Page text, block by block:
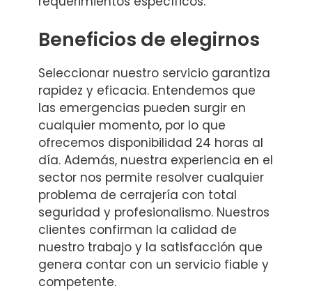
Beneficios de elegirnos
Seleccionar nuestro servicio garantiza
rapidez y eficacia. Entendemos que
las emergencias pueden surgir en
cualquier momento, por lo que
ofrecemos disponibilidad 24 horas al
día. Además, nuestra experiencia en el
sector nos permite resolver cualquier
problema de cerrajería con total
seguridad y profesionalismo. Nuestros
clientes confirman la calidad de
nuestro trabajo y la satisfacción que
genera contar con un servicio fiable y
competente.